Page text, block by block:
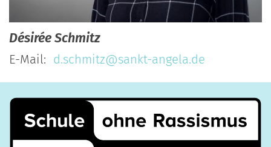
DésiréeSchmitz
E-Mail: d.schmitz@sankt-angela.de